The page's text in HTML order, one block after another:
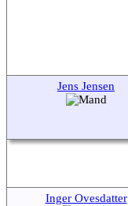
Jens Jensen
Inger Ovesdatter